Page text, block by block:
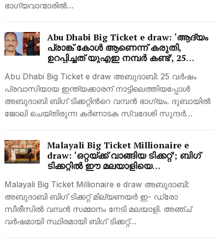
ഭാഗ്യവാന്മാരിൽ…
Abu Dhabi Big Ticket e draw: ‘ആദ്യം
പ്രാങ്ക് കോള്‍ ആണെന്ന് കരുതി,
ഉറപ്പിച്ചത് യുഎഇ നമ്പര്‍ കണ്ട്’, 25
ഇന്ത്യക്കാരന് നാട്ടിലെത്തിയപ്പോള്‍ ബിഗ്
ടിക്കറ്റിന്‍റെ വമ്പന്‍ ഭാഗ്യം
Abu Dhabi Big Ticket e draw അബുദാബി: 25 വര്‍ഷം
പ്രവാസിയായ ഇന്ത്യക്കാരന് നാട്ടിലെത്തിയപ്പോള്‍
അബുദാബി ബിഗ് ടിക്കറ്റിന്‍റെ വമ്പന്‍ ഭാഗ്യം. ദുബായില്‍
ജോലി ചെയ്തിരുന്ന കര്‍ണാടക സ്വദേശി സുന്ദര്‍…
Malayali Big Ticket Millionaire e
draw: ‘ഒറ്റയ്ക്ക് വാങ്ങിയ ടിക്കറ്റ്’; ബിഗ്
ടിക്കറ്റില്‍ ഈ മലയാളിയെ
Malayali Big Ticket Millionaire e draw അബുദാബി:
അബുദാബി ബിഗ് ടിക്കറ്റ് മില്യണയര്‍ ഇ- ഡ്രോ
സീരീസില്‍ വമ്പന്‍ സമ്മാനം നേടി മലയാളി. അഞ്ച്
വര്‍ഷമായി സ്ഥിരമായി ബിഗ് ടിക്കറ്റ്…